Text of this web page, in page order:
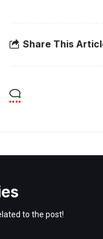
Share This
to the post!